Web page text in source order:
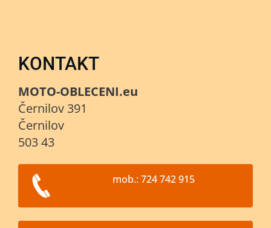
KONTAKT
MOTO-OBLECENI.eu
Černilov 391
Černilov
503 43
mob.: 724 742 915